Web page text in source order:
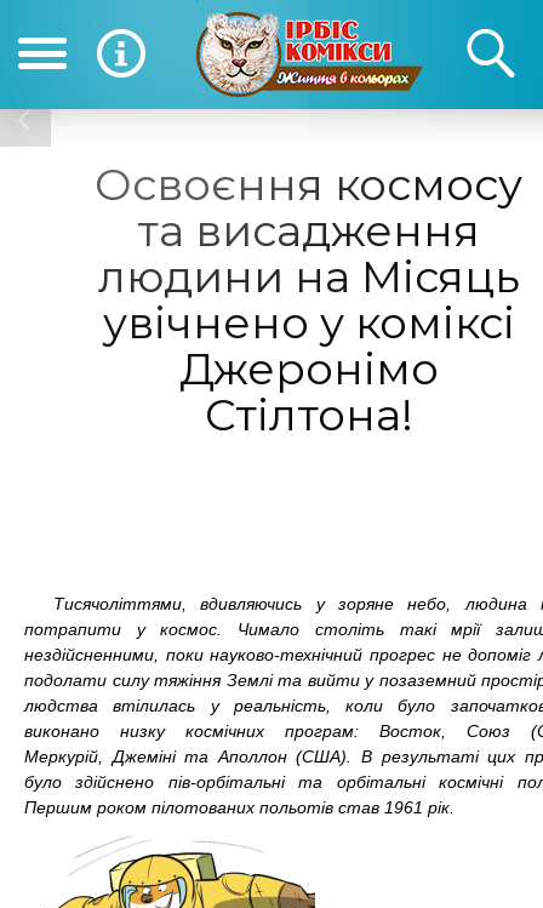
(050) 390-12-12
12-12
Освоєння космосу
та висадження
людини на Місяць
увічнено у коміксі
Джеронімо
Стілтона!
Тисячоліттями, вдивляючись у зоряне небо, людина
потрапити у космос. Чимало століть такі мрії
нездійсненними, поки науково-технічний прогрес не допоміг
подолати силу тяжіння Землі та вийти у позаземний
людства втілилась у реальність, коли було
виконано низку космічних програм: Восток, Союз
Меркурій
Джемініта Аполлон(США). В результаті цих
було здійснено пів-орбітальні та орбітальні космічні
Першим роком пілотованих польотів став 1961 рік.